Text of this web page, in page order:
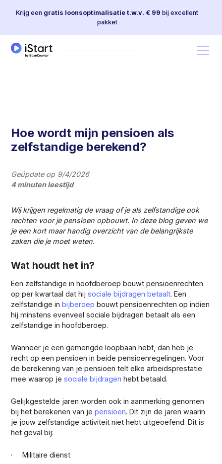
Krijg een gratis loonsoptimalisatie t.w.v. € 99 bij excellent
pakket
Hoe wordt mijn pensioen als
zelfstandige berekend?
Geüpdate op 9/4/2026
4 minuten leestijd
Wij krijgen regelmatig de vraag of je als zelfstandige ook
rechten voor je pensioen opbouwt. In deze blog geven we
je een kort maar handig overzicht van de belangrijkste
zaken die je moet weten.
Wat houdt het in?
Een zelfstandige in hoofdberoep bouwt pensioenrechten
op per kwartaal dat hijsociale bijdragen betaalt. Een
zelfstandige inbijberoep bouwt pensioenrechten op indien
hij minstens evenveel sociale bijdragen betaalt als een
zelfstandige in hoofdberoep.
Wanneer je een gemengde loopbaan hebt, dan heb je
recht op een pensioen in beide pensioenregelingen. Voor
de berekening van je pensioen telt elke arbeidsprestatie
mee waarop jesociale bijdragen hebt betaald.
Gelijkgestelde jaren worden ook in aanmerking genomen
bij het berekenen van jepensioen. Dit zijn de jaren waarin
je jouw zelfstandige activiteit niet hebt uitgeoefend. Dit is
het geval bij:
· Militaire dienst